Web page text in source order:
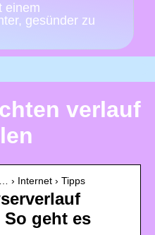
einem
gesünder zu
verlauf
› Internet › Tipps
geht es